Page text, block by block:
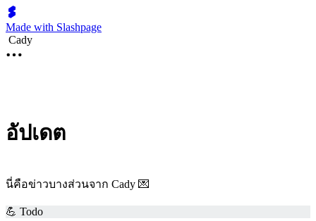
Made with Slashpage
Cady
อัปเดต
นี่คือข่าวบางส่วนจาก Cady 💌
💪 Todo